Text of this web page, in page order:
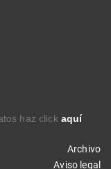
haz click aquí
Archivo
Aviso legal